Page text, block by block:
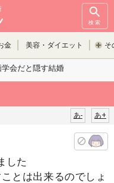
検索
金 美容・ダイエット そ
学会だと隠す結婚
あ+
あ-
した
とは出来るのでしょ